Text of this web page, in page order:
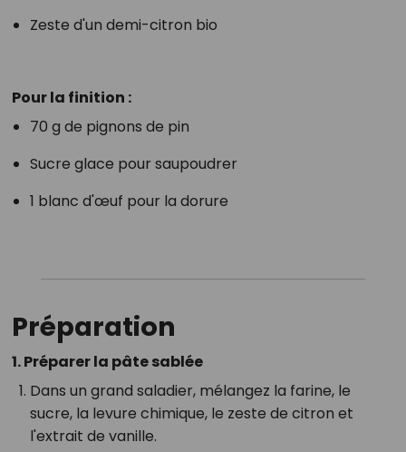
Zeste d'un demi-citron bio
Pour la finition :
70 g de pignons de pin
Sucre glace pour saupoudrer
1 blanc d'œuf pour la dorure
Préparation
1. Préparer la pâte sablée
Dans un grand saladier, mélangez la farine, le
sucre, la levure chimique, le zeste de citron et
l'extrait de vanille.